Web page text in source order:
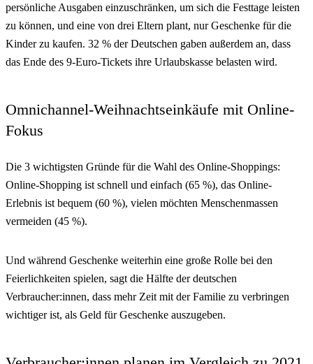
persönliche Ausgaben einzuschränken, um sich die Festtage leisten
zu können, und eine von drei Eltern plant, nur Geschenke für die
Kinder zu kaufen. 32 % der Deutschen gaben außerdem an, dass
das Ende des 9-Euro-Tickets ihre Urlaubskasse belasten wird.
Omnichannel-Weihnachtseinkäufe mit Online-
Fokus
Die 3 wichtigsten Gründe für die Wahl des Online-Shoppings:
Online-Shopping ist schnell und einfach (65 %), das Online-
Erlebnis ist bequem (60 %), vielen möchten Menschenmassen
vermeiden (45 %).
Und während Geschenke weiterhin eine große Rolle bei den
Feierlichkeiten spielen, sagt die Hälfte der deutschen
Verbraucher:innen, dass mehr Zeit mit der Familie zu verbringen
wichtiger ist, als Geld für Geschenke auszugeben.